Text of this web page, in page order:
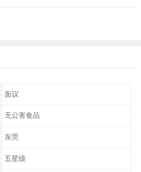
面议
无公害食品
东莞
五星级